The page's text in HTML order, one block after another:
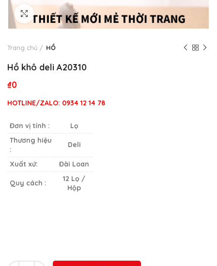
Click to enlarge
Trang chủ HỒ
Hồ khô deli A20310
₫0
HOTLINE/ZALO: 0934 12 14 78
Đơn vị tính :
Lọ
Thương hiệu
:
Deli
Xuất xứ: Đài Loan
Quy cách :
12 Lọ /
Hộp